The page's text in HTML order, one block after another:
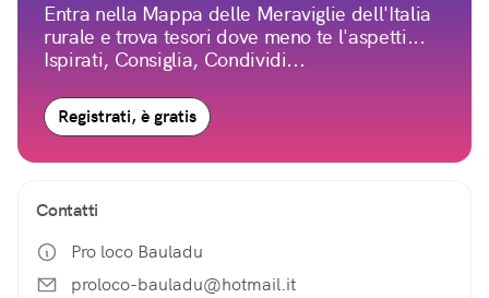
Entra nella Mappa delle Meraviglie dell'Italia
rurale e trova tesori dove meno te l'aspetti...
Ispirati, Consiglia, Condividi...
Registrati, è gratis
Contatti
Pro loco Bauladu
proloco-bauladu@hotmail.it